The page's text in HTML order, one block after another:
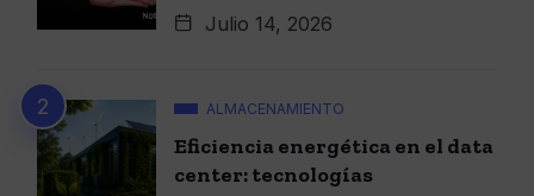
Julio 14, 2026
ALMACENAMIENTO
Eficiencia energética en el data
center: tecnologías